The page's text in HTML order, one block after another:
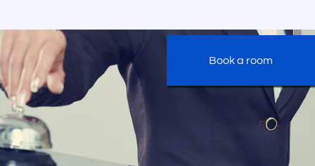
Book a room